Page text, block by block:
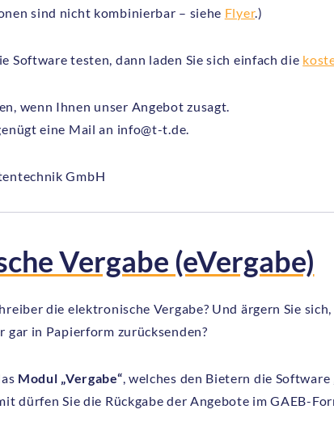
sind nicht kombinierbar – siehe Flyer.)
Software testen, dann laden Sie sich einfach die
wenn Ihnen unser Angebot zusagt.
eine Mail an info@t-t.de.
GmbH
Vergabe (eVergabe)
die elektronische Vergabe? Und ärgern Sie
gar in Papierform zurücksenden?
Modul „Vergabe“ , welches den Bietern die
dürfen Sie die Rückgabe der Angebote im GAEB-